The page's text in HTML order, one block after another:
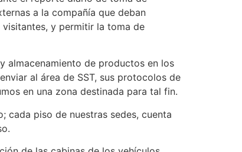
a la compañía que deban
y permitir la toma de
almacenamiento de productos en los
al área de SST, sus protocolos de
en una zona destinada para tal fin.
cada piso de nuestras sedes, cuenta